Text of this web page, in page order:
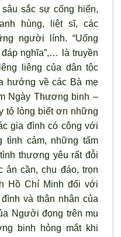
sắc sự cống hiến,
hùng, liệt sĩ, các
người lính. “Uống
nghĩa”,… là truyền
liêng của dân tộc
hướng về các Bà mẹ
Ngày Thương binh –
tỏ lòng biết ơn những
gia đình có công với
tình cảm, những tấm
thương yêu rất đỗi
ân cần, chu đáo, trọn
Hồ Chí Minh đối với
và thân nhân của
Người đọng trên mu
binh hỏng mắt khi